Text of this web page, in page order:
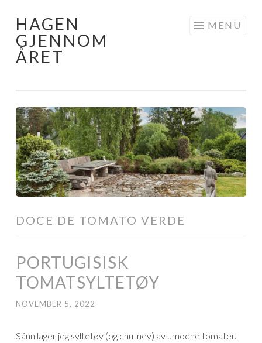
Skip
to
content
HAGEN
GJENNOM
ÅRET
MENU
DOCE DE TOMATO VERDE
PORTUGISISK
TOMATSYLTETØY
NOVEMBER 5, 2022
Sånn lager jeg syltetøy (og chutney) av umodne tomater.